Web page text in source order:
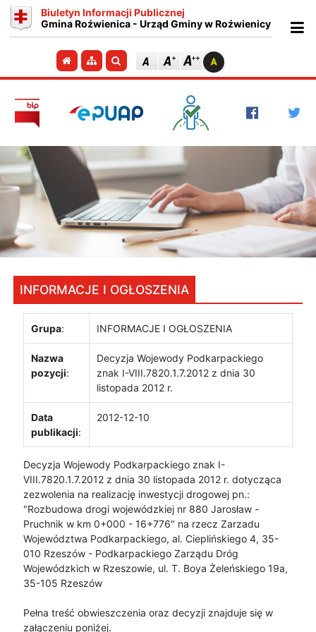
Biuletyn Informacji Publicznej
Gmina Roźwienica - Urząd Gminy w Roźwienicy
Przejdź do strony głównej
Przejdź do mapy strony
Szukaj
INFORMACJE I OGŁOSZENIA
Grupa: INFORMACJE I OGŁOSZENIA
Nazwa
pozycji:
Decyzja Wojewody Podkarpackiego
znak I-VIII.7820.1.7.2012 z dnia 30
listopada 2012 r.
Data
publikacji:
2012-12-10
Decyzja Wojewody Podkarpackiego znak I-
VIII.7820.1.7.2012 z dnia 30 listopada 2012 r. dotycząca
zezwolenia na realizację inwestycji drogowej pn.:
"Rozbudowa drogi wojewódzkiej nr 880 Jarosław -
Pruchnik w km 0+000 - 16+776" na rzecz Zarzadu
Województwa Podkarpackiego, al. Cieplińskiego 4, 35-
010 Rzeszów - Podkarpackiego Zarządu Dróg
Wojewódzkich w Rzeszowie, ul. T. Boya Żeleńskiego 19a,
35-105 Rzeszów
Pełna treść obwieszczenia oraz decyzji znajduje się w
załączeniu poniżej.